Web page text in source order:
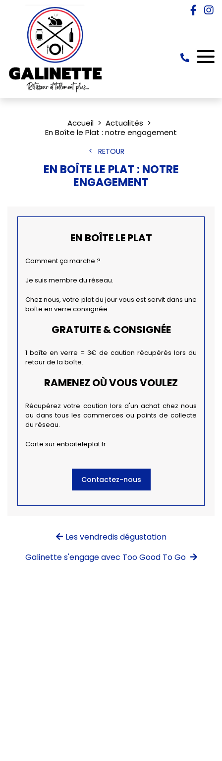
Accueil
Actualités
En Boîte le Plat : notre engagement
RETOUR
EN BOÎTE LE PLAT : NOTRE
ENGAGEMENT
EN BOÎTE LE PLAT
Comment ça marche ?
Je suis membre du réseau.
Chez nous, votre plat du jour vous est servit dans une
boîte en verre consignée.
GRATUITE & CONSIGNÉE
1 boîte en verre = 3€ de caution récupérés lors du
retour de la boîte.
RAMENEZ OÙ VOUS VOULEZ
Récupérez votre caution lors d'un achat chez nous
ou dans tous les commerces ou points de collecte
du réseau.
Carte sur enboiteleplat.fr
Contactez-nous
Les vendredis dégustation
Galinette s'engage avec Too Good To Go